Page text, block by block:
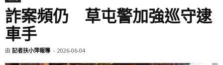
詐案頻仍 草屯警加強巡守逮
車手
由 記者扶小萍報導 - 2026-06-04